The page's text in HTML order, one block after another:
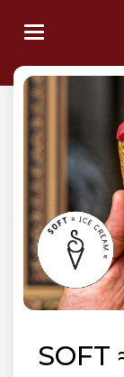
Toggle navigation
SOFT